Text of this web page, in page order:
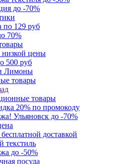
до -70%
по 129 руб
70%
низкой цены
500 руб
Лимоны
товары
товары
20% по промокоду
Ульяновск до -70%
доставкой
текстиль
до -50%
посуда